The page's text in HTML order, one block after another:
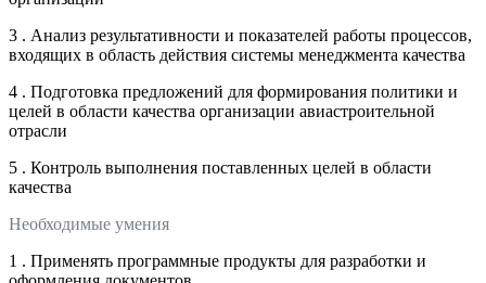
3 . Анализ результативности и показателей работы процессов,
входящих в область действия системы менеджмента качества
4 . Подготовка предложений для формирования политики и
целей в области качества организации авиастроительной
отрасли
5 . Контроль выполнения поставленных целей в области
качества
Необходимые умения
1 . Применять программные продукты для разработки и